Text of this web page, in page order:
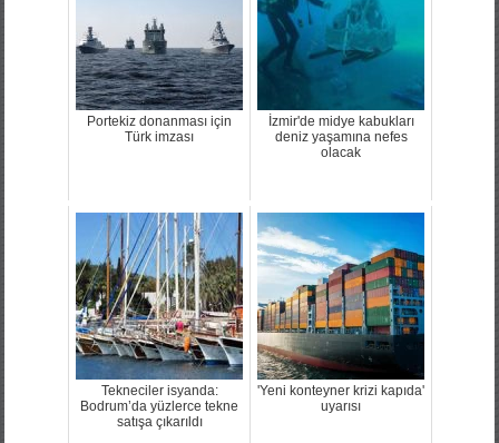
Portekiz donanması için
Türk imzası
İzmir'de midye kabukları
deniz yaşamına nefes
olacak
Tekneciler isyanda:
Bodrum’da yüzlerce tekne
satışa çıkarıldı
'Yeni konteyner krizi kapıda'
uyarısı